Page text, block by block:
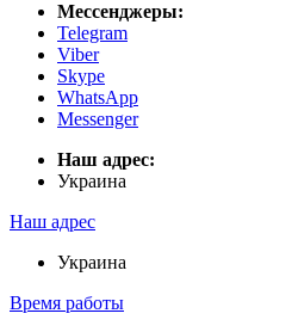
Мессенджеры:
Telegram
Viber
Skype
WhatsApp
Messenger
Наш адрес:
Украина
Наш адрес
Украина
Время работы